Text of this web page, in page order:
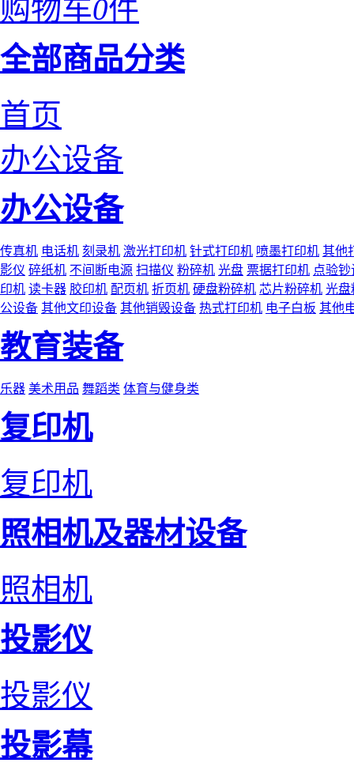
购物车0件
全部商品分类
首页
办公设备
办公设备
传真机 电话机 刻录机 激光打印机 针式打印机 喷墨打印机 其他
影仪 碎纸机 不间断电源 扫描仪 粉碎机 光盘 票据打印机 点验钞
印机 读卡器 胶印机 配页机 折页机 硬盘粉碎机 芯片粉碎机 光盘
公设备 其他文印设备 其他销毁设备 热式打印机 电子白板 其他
教育装备
乐器 美术用品 舞蹈类 体育与健身类
复印机
复印机
照相机及器材设备
照相机
投影仪
投影仪
投影幕